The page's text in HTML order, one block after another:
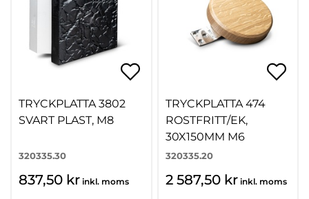
TRYCKPLATTA 3802
SVART PLAST, M8
320335.30
837,50 kr inkl. moms
TRYCKPLATTA 474
ROSTFRITT/EK,
30X150MM M6
320335.20
2 587,50 kr inkl. moms